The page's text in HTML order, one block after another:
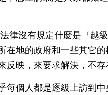
律沒有規定什麼是『越
在地的政府和一些其它
反映，來要求解決，不存
每個人都是逐級上訪到中